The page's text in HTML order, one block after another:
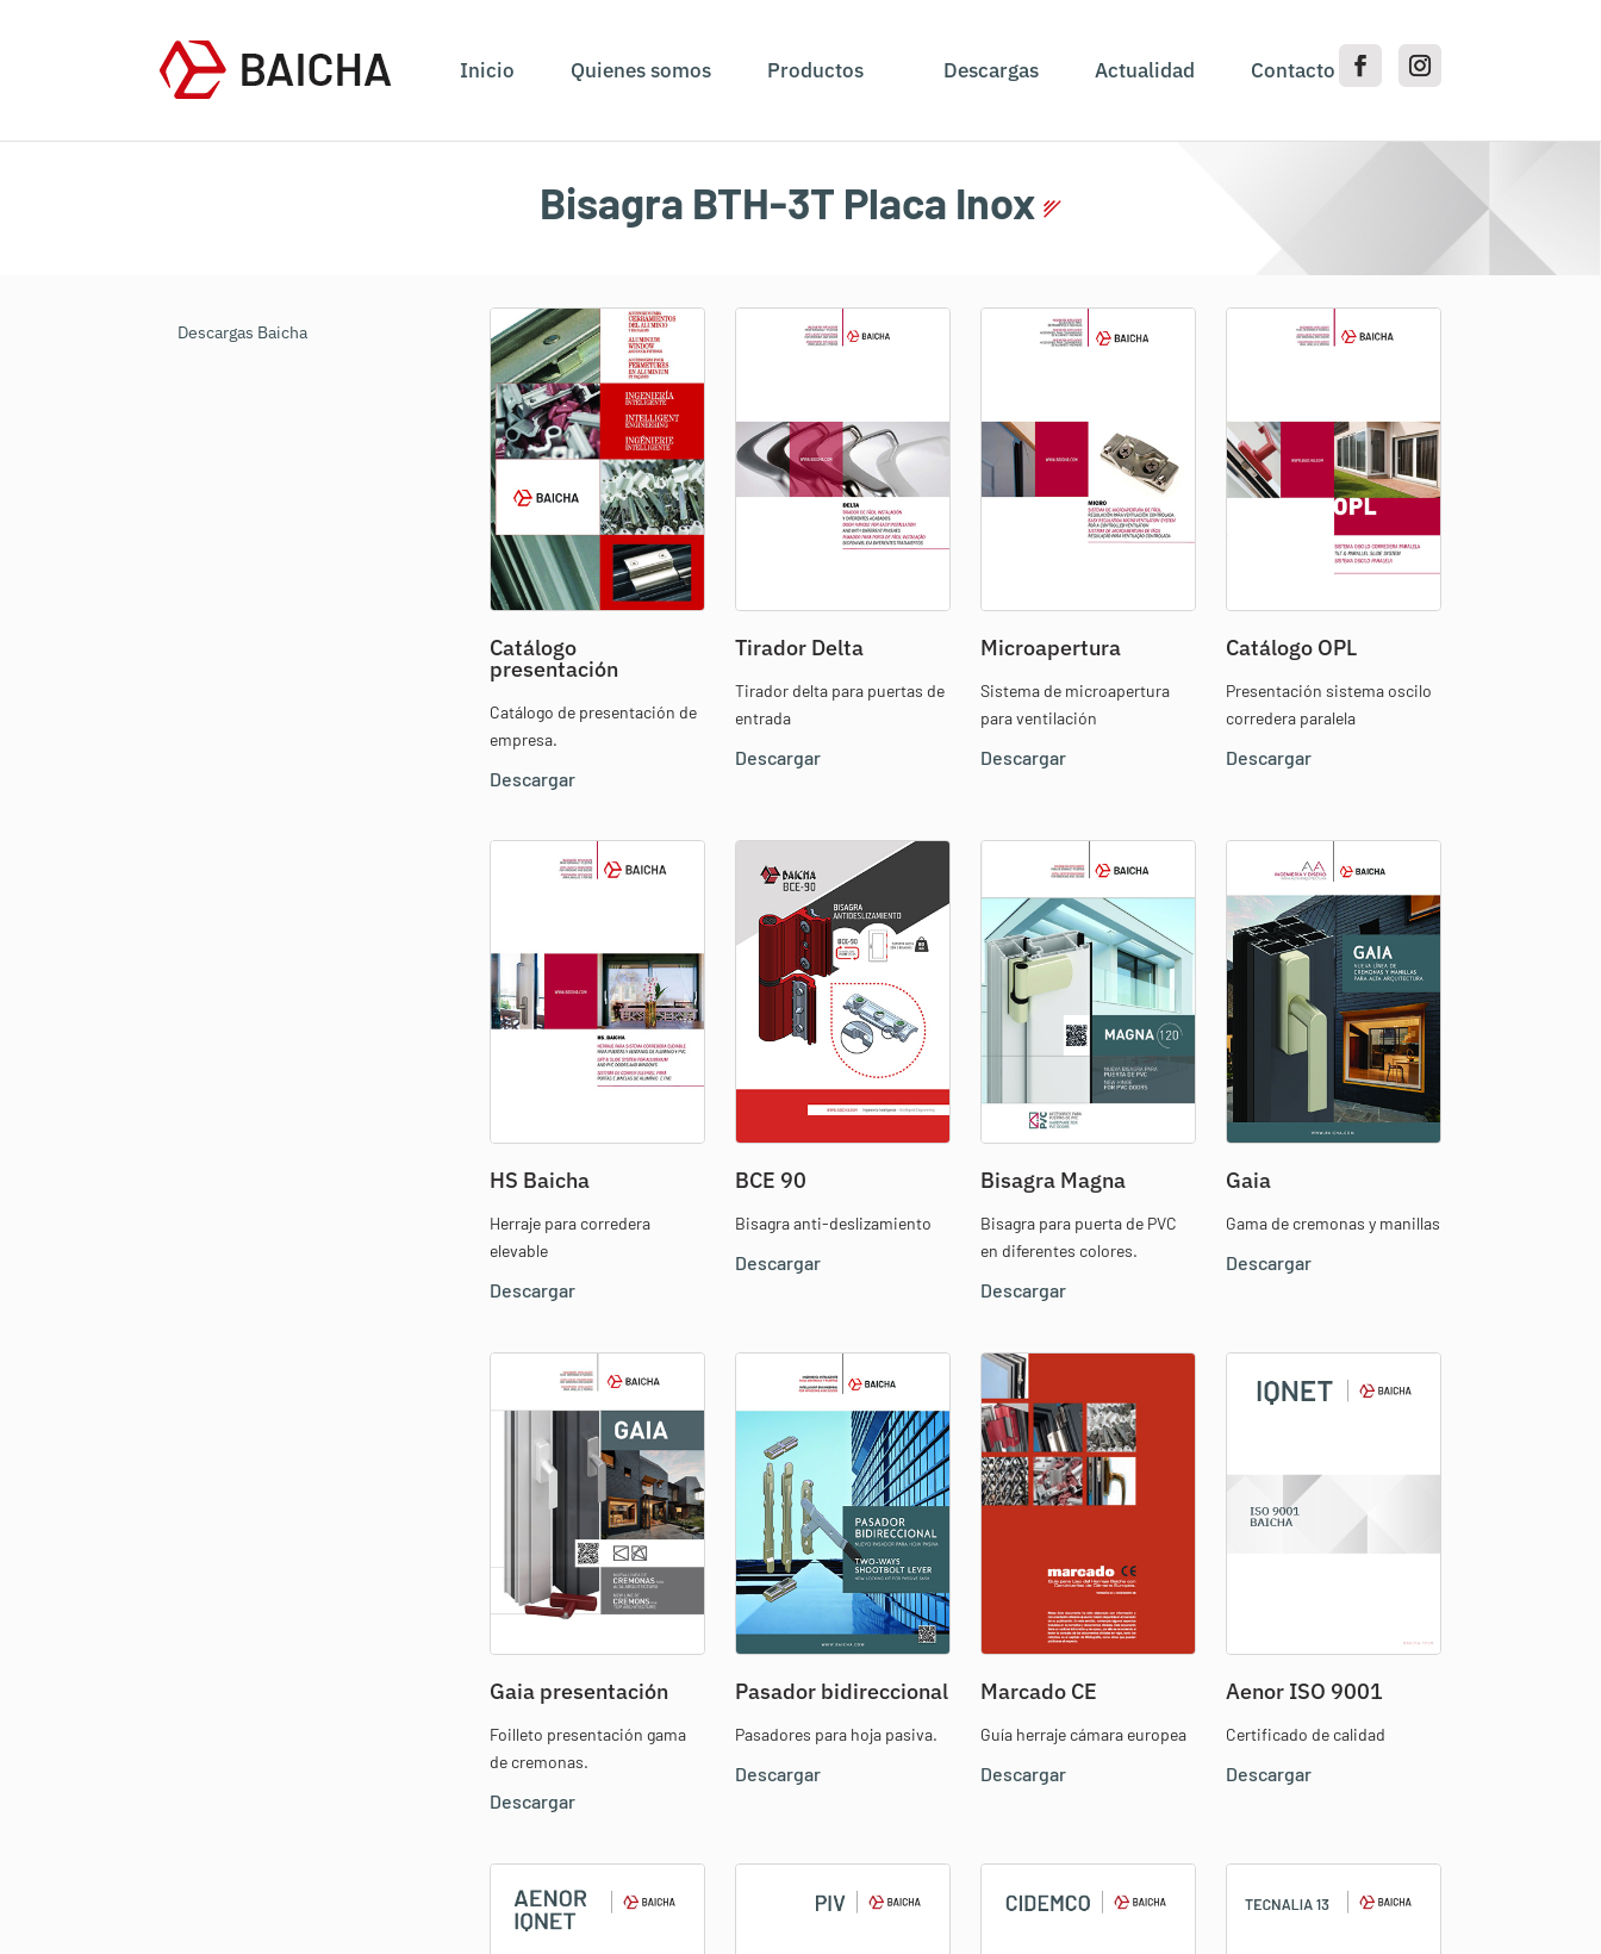
Inicio Quienes somos Productos Descargas Actualidad Contacto
Bisagra BTH-3T Placa Inox
Descargas Baicha
Catálogo
presentación
Catálogo de presentación de
empresa.
Descargar
Tirador Delta
Tirador delta para puertas de
entrada
Descargar
Microapertura
Sistema de microapertura
para ventilación
Descargar
Catálogo OPL
Presentación sistema oscilo
corredera paralela
Descargar
HS Baicha
Herraje para corredera
elevable
Descargar
BCE 90
Bisagra anti-deslizamiento
Descargar
Bisagra Magna
Bisagra para puerta de PVC
en diferentes colores.
Descargar
Gaia
Gama de cremonas y manillas
Descargar
Gaia presentación
Foilleto presentación gama
de cremonas.
Descargar
Pasador bidireccional
Pasadores para hoja pasiva.
Descargar
Marcado CE
Guía herraje cámara europea
Descargar
Aenor ISO 9001
Certificado de calidad
Descargar